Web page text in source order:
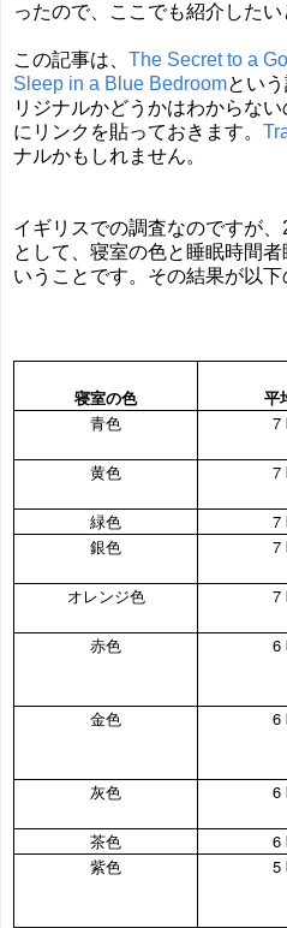
ったので、ここでも紹介したい
この記事は、 The Secret to a
Sleep in a Blue Bedroomとい
リジナルかどうかはわからな
にリンクを貼っておきます。
ナルかもしれません。
イギリスでの調査なのですが
として、寝室の色と睡眠時間
いうことです。その結果が以下
寝室の色 平
青色
7
黄色 7
緑色
7
銀色
7
オレンジ色
7
赤色
6
金色
6
灰色
6
茶色
6
紫色
5